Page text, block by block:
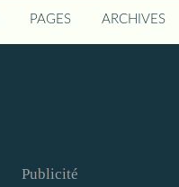
PAGES ARCHIVES
Publicité